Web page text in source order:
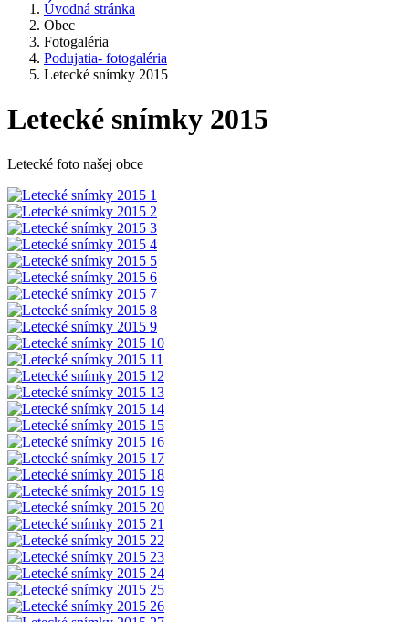
Úvodná stránka
Obec
Fotogaléria
Podujatia- fotogaléria
Letecké snímky 2015
Letecké snímky 2015
Letecké foto našej obce